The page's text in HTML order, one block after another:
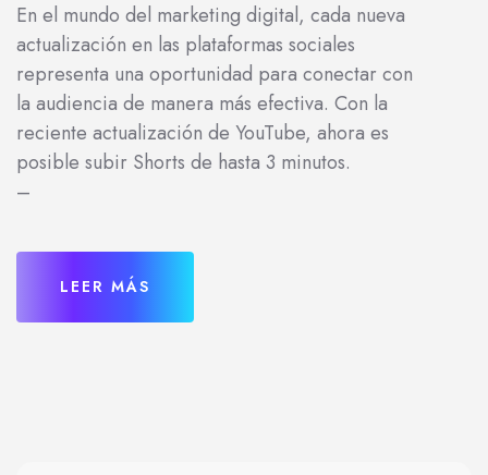
En el mundo del marketing digital, cada nueva
actualización en las plataformas sociales
representa una oportunidad para conectar con
la audiencia de manera más efectiva. Con la
reciente actualización de YouTube, ahora es
posible subir Shorts de hasta 3 minutos.
–
LEER MÁS